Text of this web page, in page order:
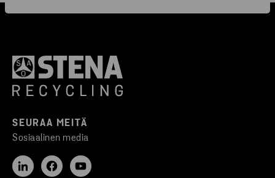
SEURAA MEITÄ
Sosiaalinen media